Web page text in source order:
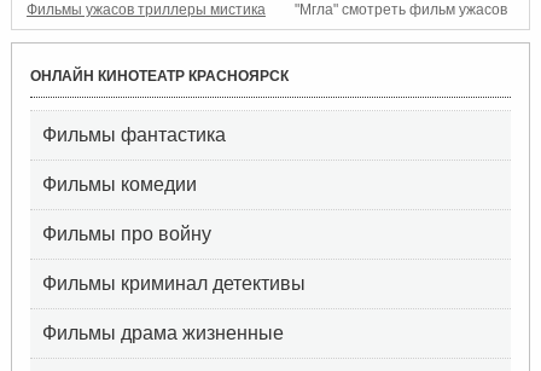
Фильмы ужасов триллеры мистика "Мгла" смотреть фильм ужасов
ОНЛАЙН КИНОТЕАТР КРАСНОЯРСК
Фильмы фантастика
Фильмы комедии
Фильмы про войну
Фильмы криминал детективы
Фильмы драма жизненные